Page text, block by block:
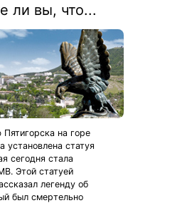
ли вы, что...
на горе
установлена статуя
сегодня стала
Этой статуей
легенду об
был смертельно